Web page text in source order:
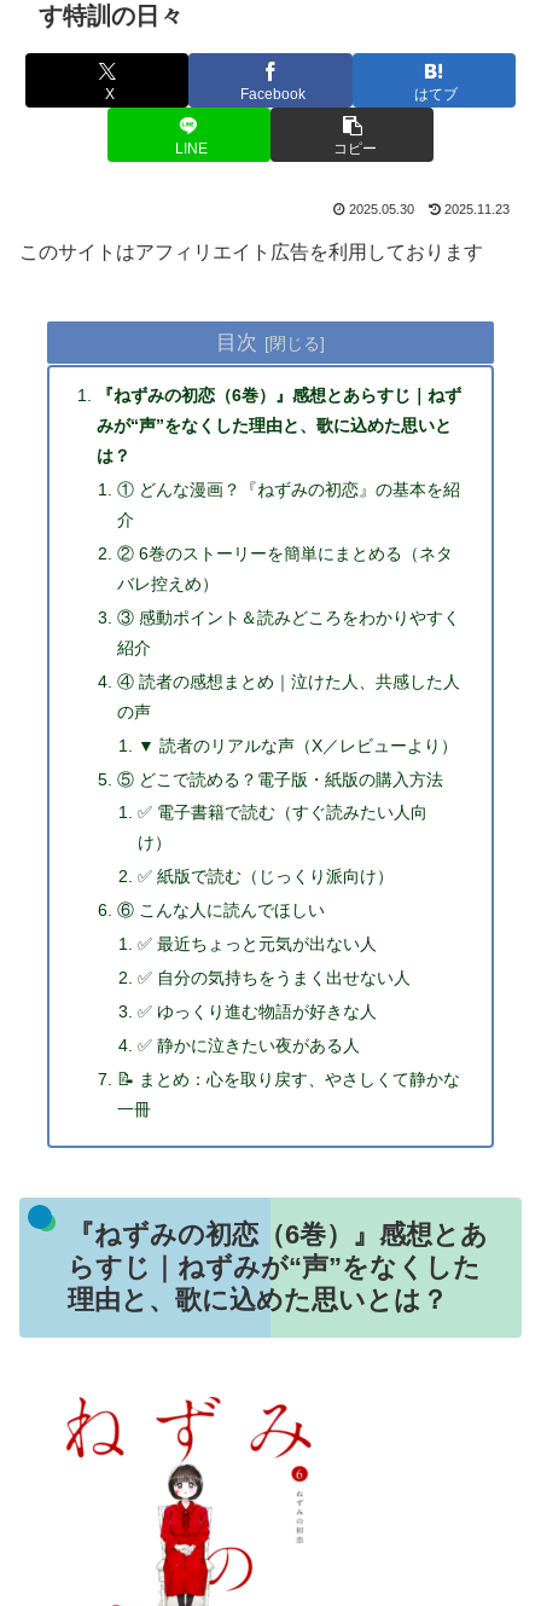
す特訓の日々
X Facebook はてブ
LINE コピー
2025.05.30 2025.11.23
このサイトはアフィリエイト広告を利用しております
目次
『ねずみの初恋（6巻）』感想とあらすじ｜ねず
みが“声”をなくした理由と、歌に込めた思いと
は？
① どんな漫画？『ねずみの初恋』の基本を紹
介
② 6巻のストーリーを簡単にまとめる（ネタ
バレ控えめ）
③ 感動ポイント＆読みどころをわかりやすく
紹介
④ 読者の感想まとめ｜泣けた人、共感した人
の声
▼ 読者のリアルな声（X／レビューより）
⑤ どこで読める？電子版・紙版の購入方法
✅ 電子書籍で読む（すぐ読みたい人向
け）
✅ 紙版で読む（じっくり派向け）
⑥ こんな人に読んでほしい
✅ 最近ちょっと元気が出ない人
✅ 自分の気持ちをうまく出せない人
✅ ゆっくり進む物語が好きな人
✅ 静かに泣きたい夜がある人
📝 まとめ：心を取り戻す、やさしくて静かな
一冊
『ねずみの初恋（6巻）』感想とあ
らすじ｜ねずみが“声”をなくした
理由と、歌に込めた思いとは？